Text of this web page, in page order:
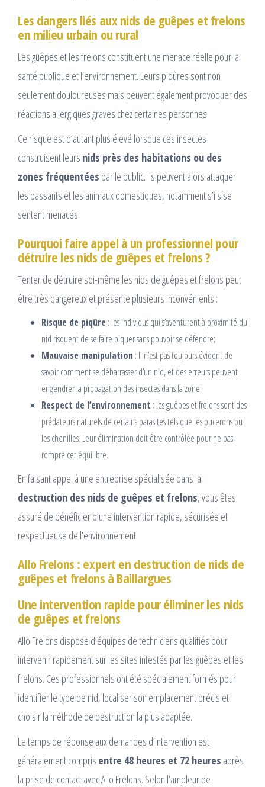
Les dangers liés aux nids de guêpes et frelons
en milieu urbain ou rural
Les guêpes et les frelons constituent une menace réelle pour la
santé publique et l’environnement. Leurs piqûres sont non
seulement douloureuses mais peuvent également provoquer des
réactions allergiques graves chez certaines personnes.
Ce risque est d’autant plus élevé lorsque ces insectes
construisent leurs nids près des habitations ou des
zones fréquentées par le public. Ils peuvent alors attaquer
les passants et les animaux domestiques, notamment s’ils se
sentent menacés.
Pourquoi faire appel à un professionnel pour
détruire les nids de guêpes et frelons ?
Tenter de détruire soi-même les nids de guêpes et frelons peut
être très dangereux et présente plusieurs inconvénients :
Risque de piqûre : les individus qui s’aventurent à proximité du
nid risquent de se faire piquer sans pouvoir se défendre;
Mauvaise manipulation : Il n’est pas toujours évident de
savoir comment se débarrasser d’un nid, et des erreurs peuvent
engendrer la propagation des insectes dans la zone;
Respect de l’environnement : les guêpes et frelons sont des
prédateurs naturels de certains parasites tels que les pucerons ou
les chenilles. Leur élimination doit être contrôlée pour ne pas
rompre cet équilibre.
En faisant appel à une entreprise spécialisée dans la
destruction des nids de guêpes et frelons, vous êtes
assuré de bénéficier d’une intervention rapide, sécurisée et
respectueuse de l’environnement.
Allo Frelons : expert en destruction de nids de
guêpes et frelons à Baillargues
Une intervention rapide pour éliminer les nids
de guêpes et frelons
Allo Frelons dispose d’équipes de techniciens qualifiés pour
intervenir rapidement sur les sites infestés par les guêpes et les
frelons. Ces professionnels ont été spécialement formés pour
identifier le type de nid, localiser son emplacement précis et
choisir la méthode de destruction la plus adaptée.
Le temps de réponse aux demandes d’intervention est
généralement compris entre 48 heures et 72 heures après
la prise de contact avec Allo Frelons. Selon l’ampleur de